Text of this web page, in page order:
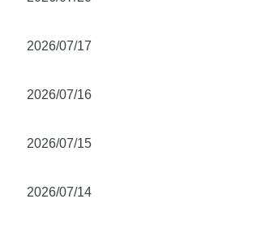
2026/07/17
2026/07/16
2026/07/15
2026/07/14